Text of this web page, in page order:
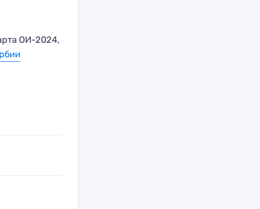
ОИ-2024,